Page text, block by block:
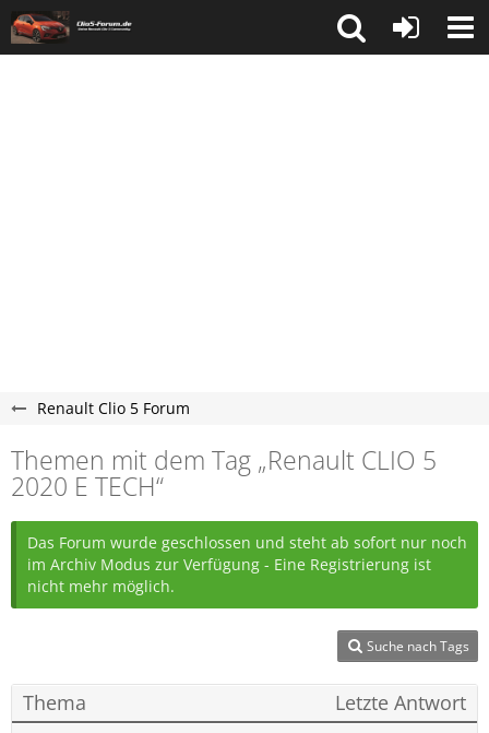
Renault Clio 5 Forum
Themen mit dem Tag „Renault CLIO 5
2020 E TECH“
Das Forum wurde geschlossen und steht ab sofort nur noch
im Archiv Modus zur Verfügung - Eine Registrierung ist
nicht mehr möglich.
Suche nach Tags
Thema Letzte Antwort